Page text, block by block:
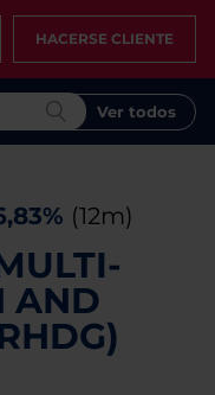
HACERSE CLIENTE
Ver todos
(12m)
AND